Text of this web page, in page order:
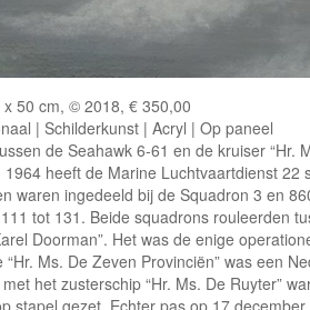
x 50 cm, © 2018, € 350,00
| Schilderkunst | Acryl | Op paneel
de Seahawk 6-61 en de kruiser “Hr.
heeft de Marine Luchtvaartdienst 22
waren ingedeeld bij de Squadron 3 en
tot 131. Beide squadrons rouleerden
Doorman”. Het was de enige
Ms. De Zeven Provinciën” was een
het zusterschip “Hr. Ms. De Ruyter”